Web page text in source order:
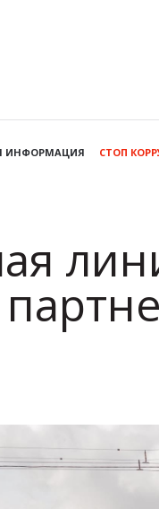
ИНФОРМАЦИЯ СТОП